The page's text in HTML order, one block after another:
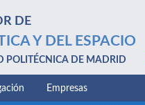
DE
Y DEL ESPACIO
POLITÉCNICA DE MADRID
Empresas